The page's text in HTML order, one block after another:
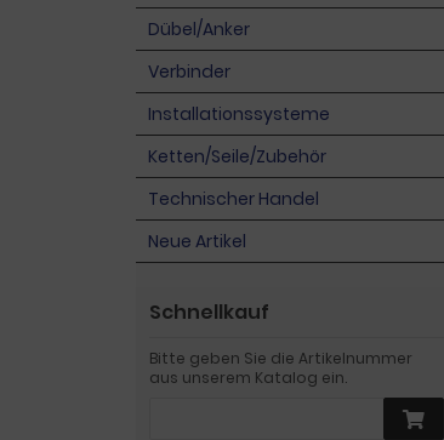
Dübel/Anker
Verbinder
Installationssysteme
Ketten/Seile/Zubehör
Technischer Handel
Neue Artikel
Schnellkauf
Bitte geben Sie die Artikelnummer
aus unserem Katalog ein.